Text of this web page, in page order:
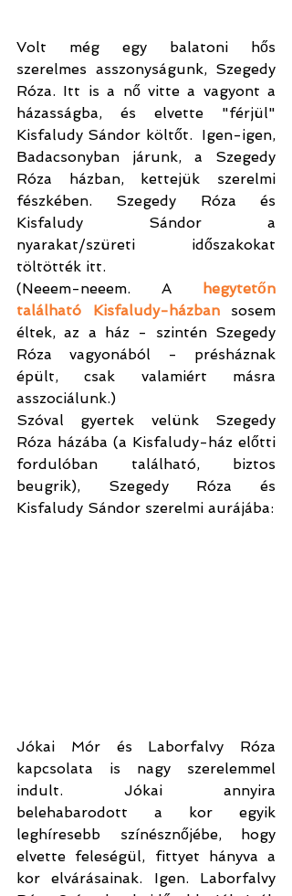
Volt még egy balatoni hős
szerelmes asszonyságunk, Szegedy
Róza. Itt is a nő vitte a vagyont a
házasságba, és elvette "férjül"
Kisfaludy Sándor költőt.  Igen-igen,
Badacsonyban járunk, a Szegedy
Róza házban, kettejük szerelmi
fészkében. Szegedy Róza és
Kisfaludy Sándor a
nyarakat/szüreti időszakokat
töltötték itt.
(Neeem-neeem. A
hegytetőn
található Kisfaludy-házban sosem
éltek, az a ház - szintén Szegedy
Róza vagyonából - présháznak
épült, csak valamiért másra
asszociálunk.)
Szóval gyertek velünk Szegedy
Róza házába (a Kisfaludy-ház előtti
fordulóban található, biztos
beugrik), Szegedy Róza és
Kisfaludy Sándor szerelmi aurájába:
Jókai Mór és Laborfalvy Róza
kapcsolata is nagy szerelemmel
indult. Jókai annyira
belehabarodott a kor egyik
leghíresebb színésznőjébe, hogy
elvette feleségül, fittyet hányva a
kor elvárásainak. Igen. Laborfalvy